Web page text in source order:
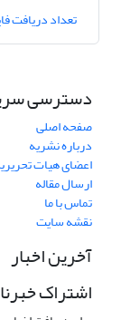
تعداد دریافت
دسترسی
صفحه اصلی
درباره نشریه
اعضای هیات
ارسال مقاله
تماس با ما
نقشه سایت
آخرین اخبار
اشتراک